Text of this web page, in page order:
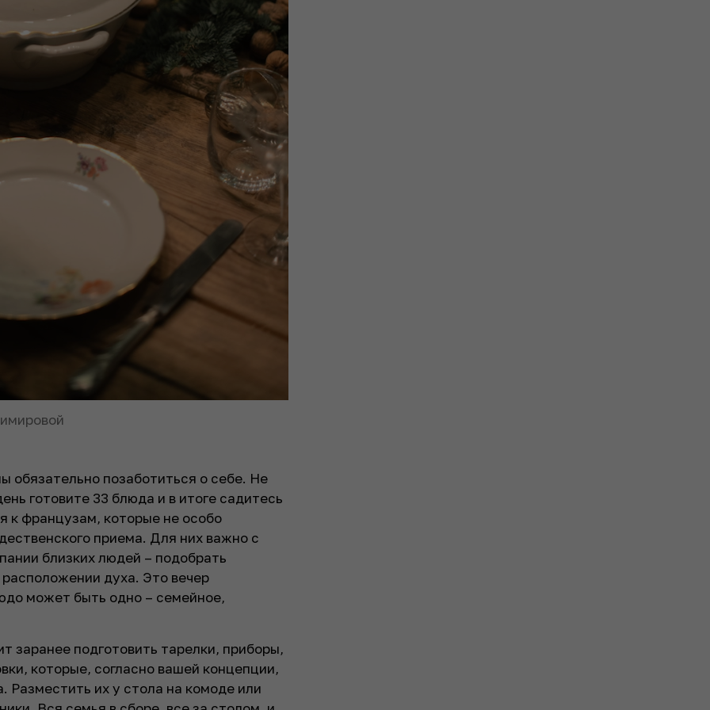
обязательно позаботиться о себе. Не
готовите 33 блюда и в итоге садитесь
к французам, которые не особо
приема. Для них важно с
близких людей – подобрать
духа. Это вечер
может быть одно – семейное,
заранее подготовить тарелки, приборы,
которые, согласно вашей концепции,
Разместить их у стола на комоде или